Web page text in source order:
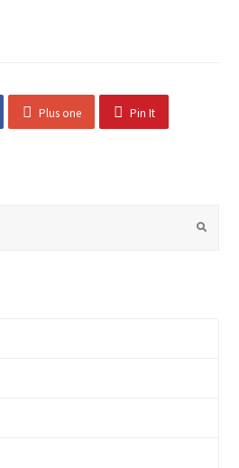
Plus one Pin It
Submit